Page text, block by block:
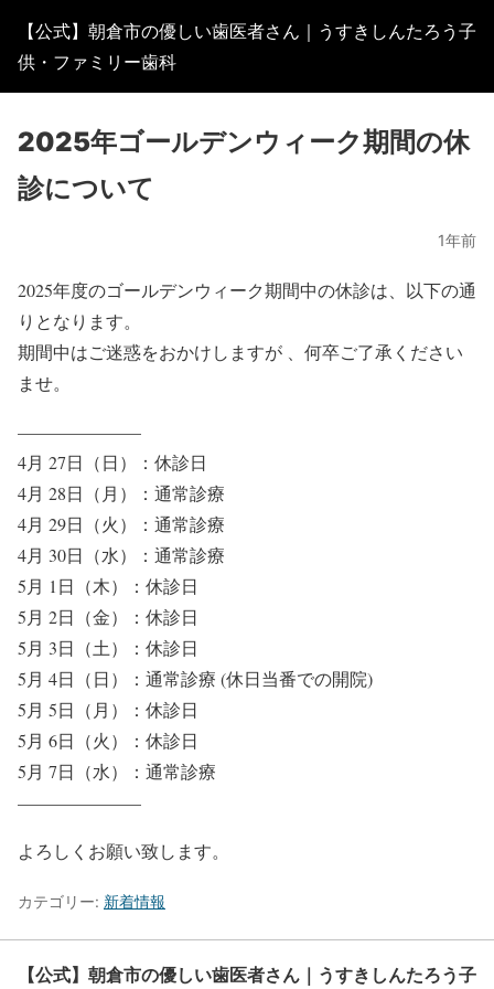
【公式】朝倉市の優しい歯医者さん｜うすきしんたろう子
供・ファミリー歯科
2025年ゴールデンウィーク期間の休
診について
1年前
2025年度のゴールデンウィーク期間中の休診は、以下の通
りとなります。
期間中はご迷惑をおかけしますが 、何卒ご了承ください
ませ。
———————
4月 27日（日）： 休診日
4月 28日（月）：通常診療
4月 29日（火）： 通常診療
4月 30日（水）：通常診療
5月 1日（木）： 休診日
5月 2日（金）： 休診日
5月 3日（土）： 休診日
5月 4日（日）： 通常診療 (休日当番での開院)
5月 5日（月）： 休診日
5月 6日（火）： 休診日
5月 7日（水）：通常診療
———————
よろしくお願い致します。
カテゴリー: 新着情報
【公式】朝倉市の優しい歯医者さん｜うすきしんたろう子